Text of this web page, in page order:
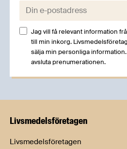
E-post:
Jag vill få relevant information
till min inkorg.
sälja min personliga
avsluta prenumerationen.
Livsmedels­företagen
Livsmedelsföretagen